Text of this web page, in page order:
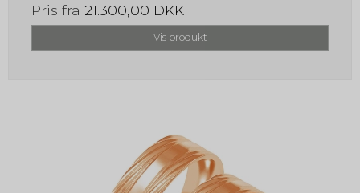
Pris fra 21.300,00 DKK
Vis produkt